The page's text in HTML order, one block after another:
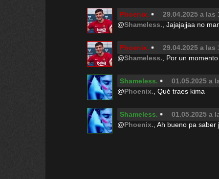
Phoenix.
29.04.2025 a las
@Shameless. , Jajajajjaa no
Phoenix.
29.04.2025 a las
@Shameless. , Por un
Shameless.
01.05.2025 a
@Phoenix. , Qué traes kima
Shameless.
01.05.2025 a
@Phoenix. , Ah bueno pa saber